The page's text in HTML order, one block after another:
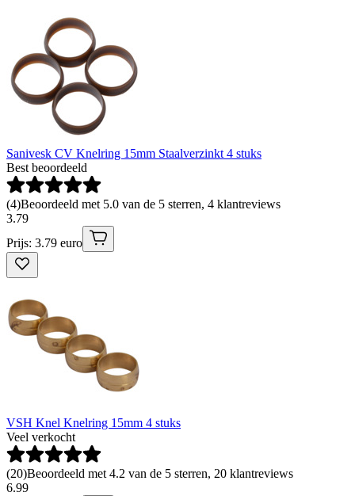
Sanivesk CV Knelring 15mm Staalverzinkt 4 stuks
Best beoordeeld
(4)Beoordeeld met 5.0 van de 5 sterren, 4 klantreviews
3.79
Prijs: 3.79 euro
VSH Knel Knelring 15mm 4 stuks
Veel verkocht
(20)Beoordeeld met 4.2 van de 5 sterren, 20 klantreviews
6.99